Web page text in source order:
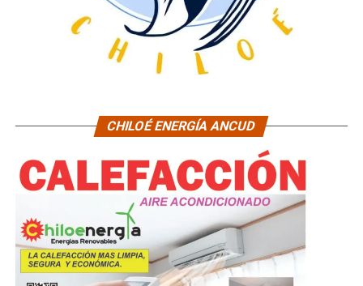
CHILOÉ ENERGÍA ANCUD